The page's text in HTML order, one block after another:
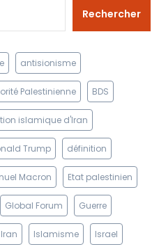
Rechercher
antisionisme
Palestinienne BDS
islamique d'Iran
Trump définition
Macron Etat palestinien
Global Forum Guerre
Iran Islamisme Israel